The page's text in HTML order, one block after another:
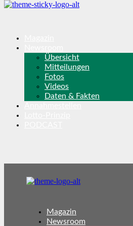
Übersicht
Mitteilungen
Fotos
Videos
Daten & Fakten
Magazin
Newsroom